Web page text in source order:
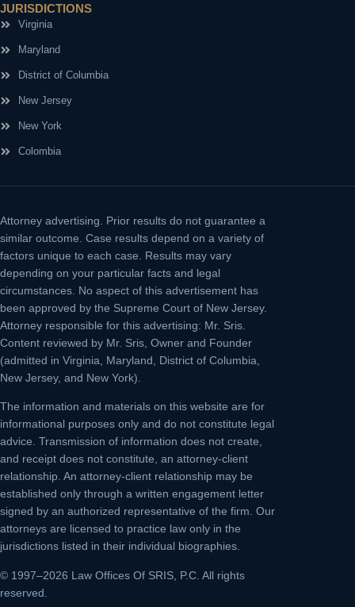
JURISDICTIONS
Virginia
Maryland
District of Columbia
New Jersey
New York
Colombia
Attorney advertising.
Prior results do not guarantee a
similar outcome. Case results depend on a variety of
factors unique to each case. Results may vary
depending on your particular facts and legal
circumstances. No aspect of this advertisement has
been approved by the Supreme Court of New Jersey.
Attorney responsible for this advertising: Mr. Sris.
Content reviewed by Mr. Sris, Owner and Founder
(admitted in Virginia, Maryland, District of Columbia,
New Jersey, and New York).
The information and materials on this website are for
informational purposes only and do not constitute legal
advice. Transmission of information does not create,
and receipt does not constitute, an attorney-client
relationship. An attorney-client relationship may be
established only through a written engagement letter
signed by an authorized representative of the firm. Our
attorneys are licensed to practice law only in the
jurisdictions listed in their individual biographies.
© 1997–2026 Law Offices Of SRIS, P.C. All rights
reserved.